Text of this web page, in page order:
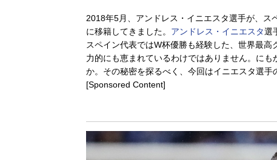
2018年5月、アンドレス・イニエスタ選手が、ス
に移籍してきました。 アンドレス・イニエスタ選
スペイン代表ではW杯優勝も経験した、世界最
力的にも恵まれているわけではありません。に
か。その秘密を探るべく、今回はイニエスタ選手
[Sponsored Content]